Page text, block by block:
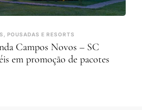
POUSADAS E RESORTS
Campos Novos – SC
em promoção de pacotes